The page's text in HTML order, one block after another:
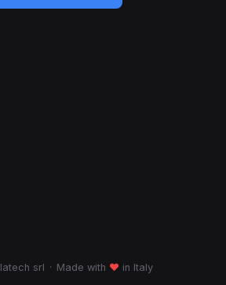
srl · Made with ♥ in Italy